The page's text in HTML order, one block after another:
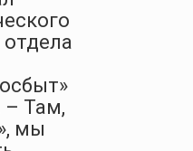
отдела
– Там,
мы